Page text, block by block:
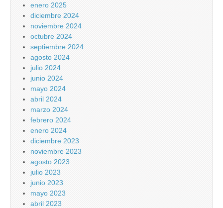
enero 2025
diciembre 2024
noviembre 2024
octubre 2024
septiembre 2024
agosto 2024
julio 2024
junio 2024
mayo 2024
abril 2024
marzo 2024
febrero 2024
enero 2024
diciembre 2023
noviembre 2023
agosto 2023
julio 2023
junio 2023
mayo 2023
abril 2023